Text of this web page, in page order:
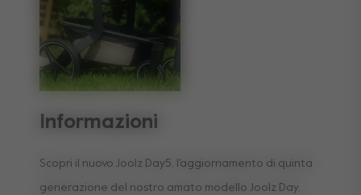
Informazioni
Scopri il nuovo Joolz Day5, l'aggiornamento di quinta
generazione del nostro amato modello Joolz Day,